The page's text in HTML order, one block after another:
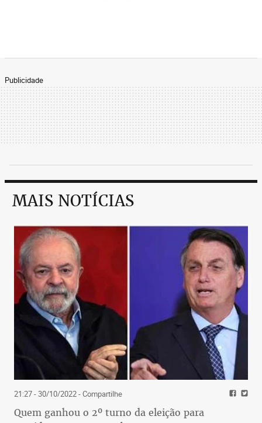
Publicidade
MAIS NOTÍCIAS
21:27 - 30/10/2022- Compartilhe
Quem ganhou o 2º turno da eleição para